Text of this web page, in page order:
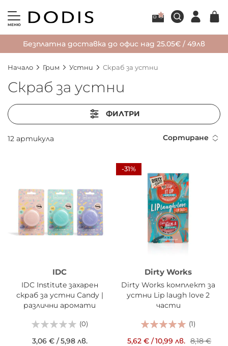
МЕНЮ
Безплатна доставка до офис над 25.05€ / 49лв
Начало Грим Устни Скраб за устни
Скраб за устни
ФИЛТРИ
12 артикула Сортиране
IDC
IDC Institute захарен
скраб за устни Candy |
различни аромати
(0)
3,06 €/5,98 лв.
-31%
Dirty Works
Dirty Works комплект за
устни Lip laugh love 2
части
(1)
5,62 € /10,99 лв. 8,18 €